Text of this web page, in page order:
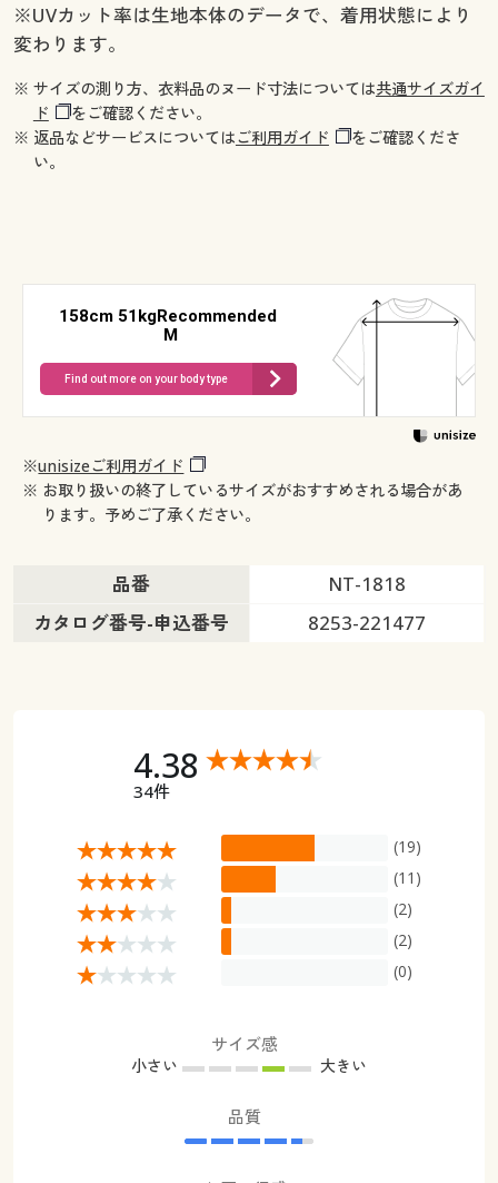
※UVカット率は生地本体のデータで、着用状態により
変わります。
※ サイズの測り方、衣料品のヌード寸法については共通サイズガイ
ド
をご確認ください。
※ 返品などサービスについてはご利用ガイド
をご確認くださ
い。
158cm 51kgRecommended
M
Find out more on your body type
※unisizeご利用ガイド
※ お取り扱いの終了しているサイズがおすすめされる場合があ
ります。予めご了承ください。
品番
NT-1818
カタログ番号-申込番号
8253-221477
4.38
34件
(19)
(11)
(2)
(2)
(0)
サイズ感
小さい 大きい
品質